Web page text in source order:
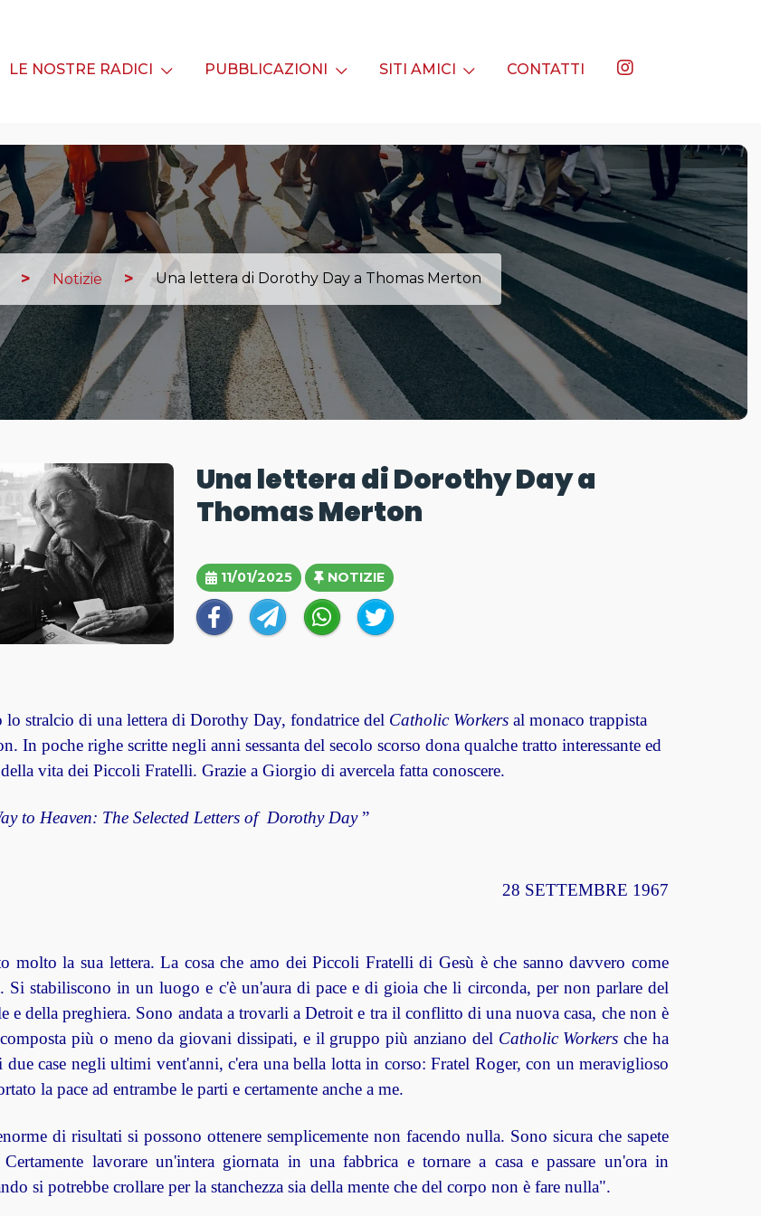
LE NOSTRE RADICI PUBBLICAZIONI SITI AMICI CONTATTI
Notizie Una lettera di Dorothy Day a Thomas Merton
Una lettera di Dorothy Day a
Thomas Merton
11/01/2025 NOTIZIE
stralcio di una lettera di Dorothy Day, fondatrice del Catholic Workersal monaco trappista
In poche righe scritte negli anni sessanta del secolo scorso dona qualche tratto interessante ed
vita dei Piccoli Fratelli. Grazie a Giorgio di avercela fatta conoscere.
to Heaven: The Selected Letters of Dorothy Day”
28 SETTEMBRE 1967
molto la sua lettera. La cosa che amo dei Piccoli Fratelli di Gesù è che sanno davvero come
Si stabiliscono in un luogo e c'è un'aura di pace e di gioia che li circonda, per non parlare del
e della preghiera. Sono andataa trovarli a Detroit e tra il conflitto di una nuova casa, che non è
più o meno da giovani dissipati, e il gruppo più anziano del Catholic Workers che ha
case negli ultimi vent'anni, c'era una bella lotta in corso: Fratel Roger, con un meraviglioso
la pace ad entrambe le parti e certamente anche a me.
di risultati si possono ottenere semplicemente non facendo nulla. Sono sicura che sapete
lavorare un'intera giornata in una fabbrica e tornare a casa e passare un'ora in
si potrebbe crollare per la stanchezza sia della mente che del corpo non è fare nulla".